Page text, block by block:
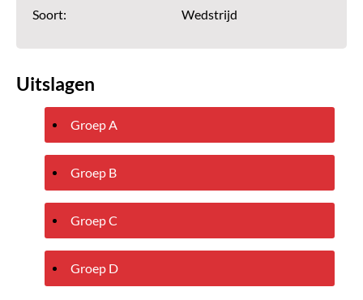
Soort:
Wedstrijd
Uitslagen
Groep A
Groep B
Groep C
Groep D